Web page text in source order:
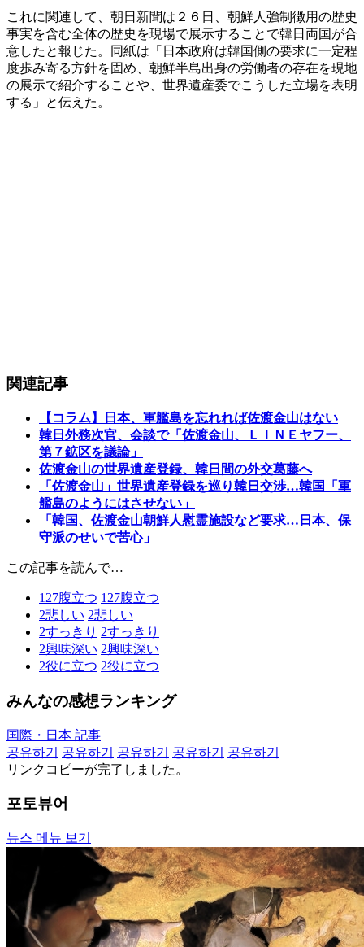
これに関連して、朝日新聞は２６日、朝鮮人強制徴用の歴史
事実を含む全体の歴史を現場で展示することで韓日両国が合
意したと報じた。同紙は「日本政府は韓国側の要求に一定程
度歩み寄る方針を固め、朝鮮半島出身の労働者の存在を現地
の展示で紹介することや、世界遺産委でこうした立場を表明
する」と伝えた。
関連記事
【コラム】日本、軍艦島を忘れれば佐渡金山はない
韓日外務次官、会談で「佐渡金山、ＬＩＮＥヤフー、
第７鉱区を議論」
佐渡金山の世界遺産登録、韓日間の外交葛藤へ
「佐渡金山」世界遺産登録を巡り韓日交渉…韓国「軍
艦島のようにはさせない」
「韓国、佐渡金山朝鮮人慰霊施設など要求…日本、保
守派のせいで苦心」
この記事を読んで…
127腹立つ 127腹立つ
2悲しい 2悲しい
2すっきり 2すっきり
2興味深い 2興味深い
2役に立つ 2役に立つ
みんなの感想ランキング
国際・日本 記事
공유하기
공유하기 공유하기 공유하기
공유하기
リンクコピーが完了しました。
포토뷰어
뉴스 메뉴 보기